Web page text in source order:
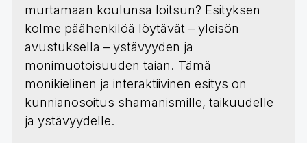
murtamaan koulunsa loitsun? Esityksen
kolme päähenkilöä löytävät – yleisön
avustuksella – ystävyyden ja
monimuotoisuuden taian. Tämä
monikielinen ja interaktiivinen esitys on
kunnianosoitus shamanismille, taikuudelle
ja ystävyydelle.